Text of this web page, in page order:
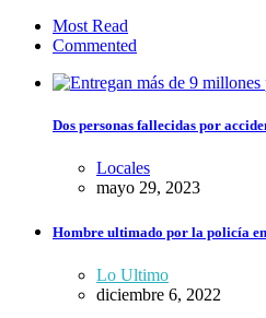
Most Read
Commented
Dos personas fallecidas por
Locales
mayo 29, 2023
Hombre ultimado por la policía
Lo Ultimo
diciembre 6, 2022